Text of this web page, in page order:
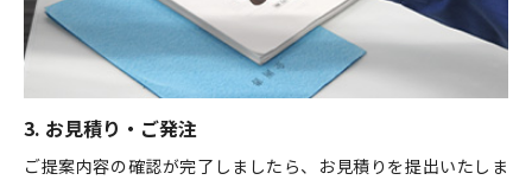
3. お見積り・ご発注
ご提案内容の確認が完了しましたら、お見積りを提出いたしま